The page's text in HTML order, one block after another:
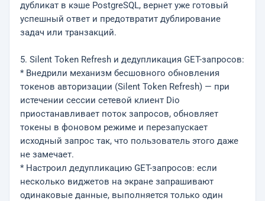
дубликат в кэше PostgreSQL, вернет уже готовый
успешный ответ и предотвратит дублирование
задач или транзакций.
5. Silent Token Refresh и дедупликация GET-запросов:
* Внедрили механизм бесшовного обновления
токенов авторизации (Silent Token Refresh) — при
истечении сессии сетевой клиент Dio
приостанавливает поток запросов, обновляет
токены в фоновом режиме и перезапускает
исходный запрос так, что пользователь этого даже
не замечает.
* Настроил дедупликацию GET-запросов: если
несколько виджетов на экране запрашивают
одинаковые данные, выполняется только один